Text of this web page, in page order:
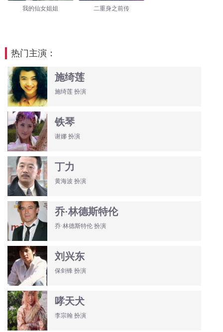
我的仙女姐姐 二重身之前传
热门主演：
施绮莲
施绮莲 扮演
铁琴
谢娜 扮演
丁力
黄海波 扮演
乔·林德斯特伦
乔·林德斯特伦 扮演
刘兴东
保剑锋 扮演
哮天犬
李宗翰 扮演